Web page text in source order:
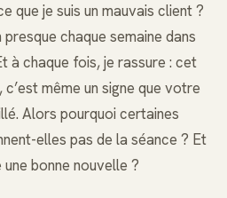
que je suis un mauvais client ?
chaque semaine dans
à chaque fois, je rassure : cet
c’est même un signe que votre
Alors pourquoi certaines
elles pas de la séance ? Et
bonne nouvelle ?